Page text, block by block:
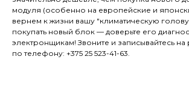
модуля (особенно на европейские и
вернем к жизни вашу "климатическую
покупать новый блок — доверьте его
электронщикам! Звоните и записывайтесь
по телефону: +375 25 523-41-63.